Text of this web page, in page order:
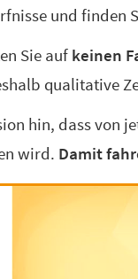
und finden
Sie aufkeinen
qualitative
hin, dass von
wird. Damit